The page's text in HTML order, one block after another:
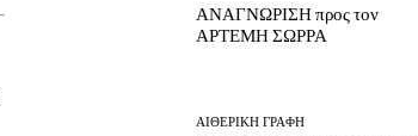
ΑΝΑΓΝΩΡΙΣΗ προς τον
ΑΡΤΕΜΗ ΣΩΡΡΑ
ΑΙΘΕΡΙΚΗ ΓΡΑΦΗ